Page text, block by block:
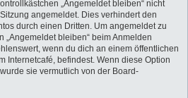
„Angemeldet bleiben“ nicht
angemeldet. Dies verhindert den
durch einen Dritten. Um angemeldet zu
„Angemeldet bleiben“ beim Anmelden
wenn du dich an einem öffentlichen
Internetcafé, befindest. Wenn diese Option
sie vermutlich von der Board-